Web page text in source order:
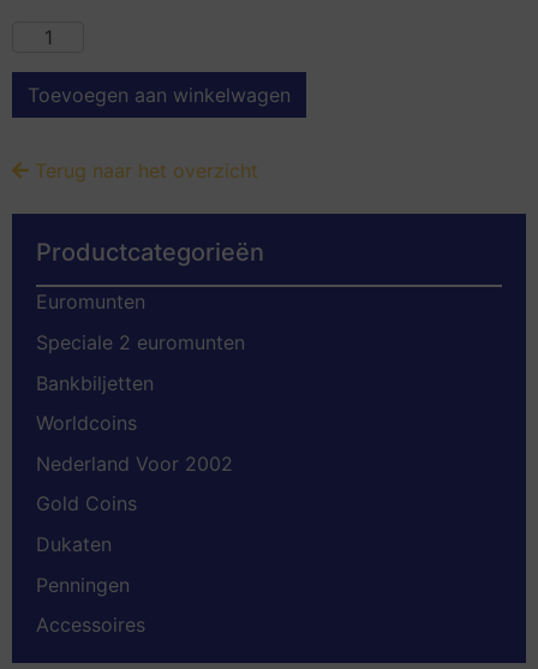
Toevoegen aan winkelwagen
Terug naar het overzicht
Productcategorieën
Euromunten
Speciale 2 euromunten
Bankbiljetten
Worldcoins
Nederland Voor 2002
Gold Coins
Dukaten
Penningen
Accessoires